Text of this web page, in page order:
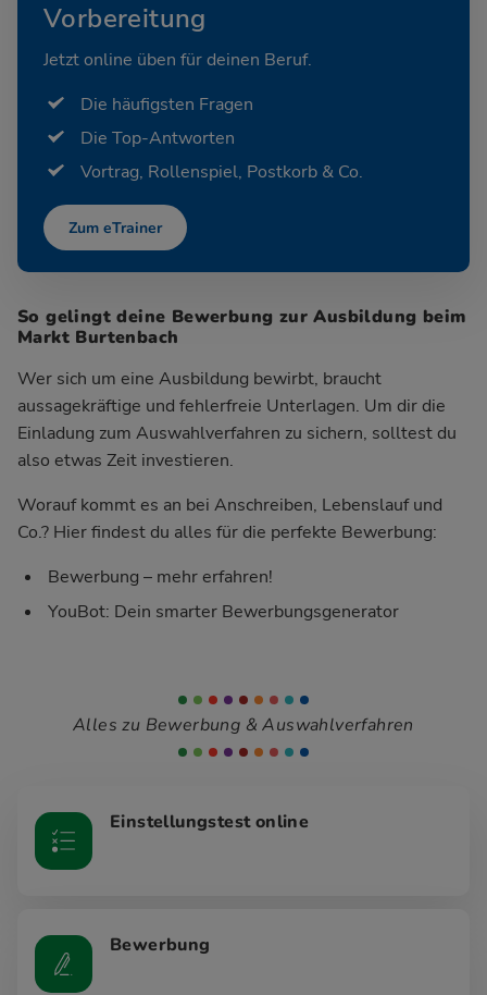
Vorbereitung
Jetzt online üben für deinen Beruf.
Die häufigsten Fragen
Die Top-Antworten
Vortrag, Rollenspiel, Postkorb & Co.
Zum eTrainer
So gelingt deine Bewerbung zur Ausbildung beim
Markt Burtenbach
Wer sich um eine Ausbildung bewirbt, braucht
aussagekräftige und fehlerfreie Unterlagen. Um dir die
Einladung zum Auswahlverfahren zu sichern, solltest du
also etwas Zeit investieren.
Worauf kommt es an bei Anschreiben, Lebenslauf und
Co.? Hier findest du alles für die perfekte Bewerbung:
Bewerbung – mehr erfahren!
YouBot: Dein smarter Bewerbungsgenerator
Alles zu Bewerbung & Auswahlverfahren
Einstellungstest online
Bewerbung